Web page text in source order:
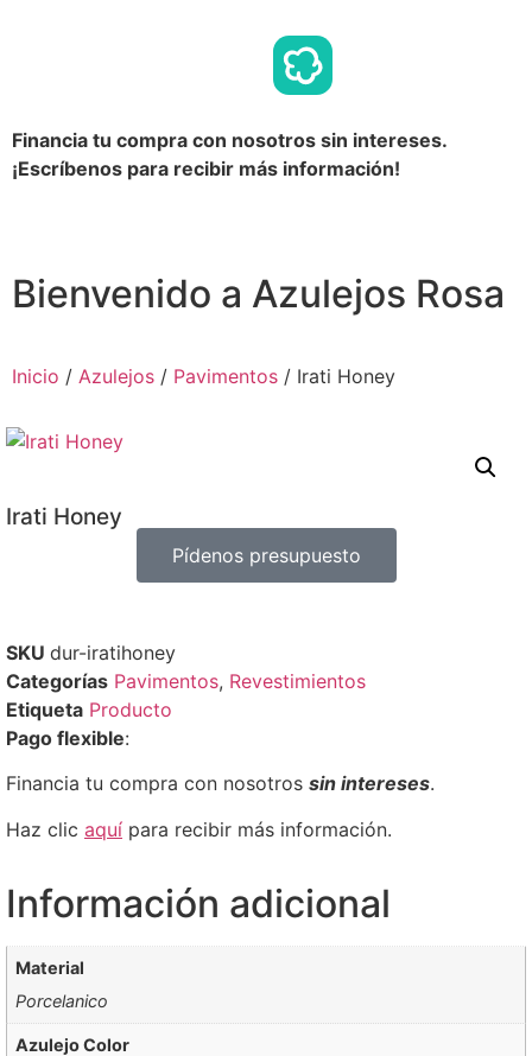
Financia tu compra con nosotros sin intereses.
¡Escríbenos para recibir más información!
Bienvenido a Azulejos Rosa
Inicio / Azulejos / Pavimentos / Irati Honey
Irati Honey
Pídenos presupuesto
SKU dur-iratihoney
Categorías Pavimentos, Revestimientos
Etiqueta Producto
Pago flexible:
Financia tu compra con nosotros sin intereses.
Haz clic aquí para recibir más información.
Información adicional
Material
Porcelanico
Azulejo Color